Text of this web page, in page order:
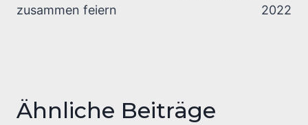
zusammen feiern
2022
Ähnliche Beiträge